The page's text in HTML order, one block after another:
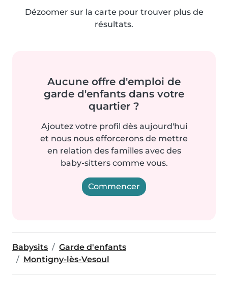
Dézoomer sur la carte pour trouver plus de
résultats.
Aucune offre d'emploi de
garde d'enfants dans votre
quartier ?
Ajoutez votre profil dès aujourd'hui
et nous nous efforcerons de mettre
en relation des familles avec des
baby-sitters comme vous.
Commencer
Babysits
Garde d'enfants
Montigny-lès-Vesoul